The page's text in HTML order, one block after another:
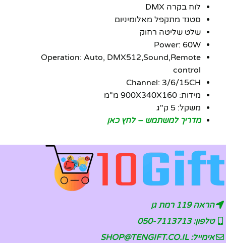
לוח בקרה DMX
סטנד מתקפל מאלומיניום
שלט שליטה רחוק
Power: 60W
Operation: Auto, DMX512,Sound,Remote
control
Channel: 3/6/15CH
מידות: 900X340X160 מ"מ
משקל: 5 ק"ג
מדריך למשתמש – לחץ כאן
הראה 119 רמת גן
טלפון: 050-7113713
אימייל: SHOP@TENGIFT.CO.IL